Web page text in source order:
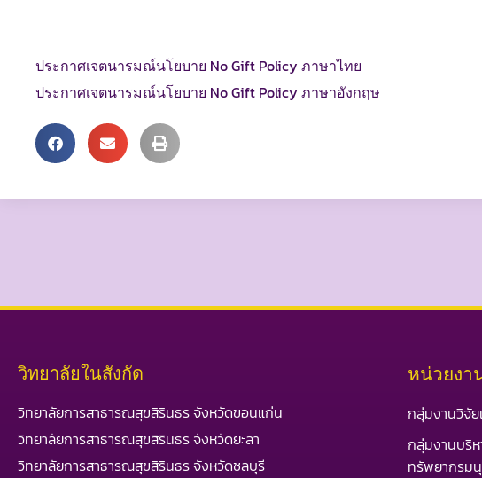
ประกาศเจตนารมณ์นโยบาย No Gift Policy ภาษาไทย
ประกาศเจตนารมณ์นโยบาย No Gift Policy ภาษาอังกฤษ
วิทยาลัยในสังกัด
วิทยาลัยการสาธารณสุขสิรินธร จังหวัดขอนแก่น
วิทยาลัยการสาธารณสุขสิรินธร จังหวัดยะลา
วิทยาลัยการสาธารณสุขสิรินธร จังหวัดชลบุรี
หน่วยงา
กลุ่มงานวิจั
กลุ่มงานบริ
ทรัพยากรม